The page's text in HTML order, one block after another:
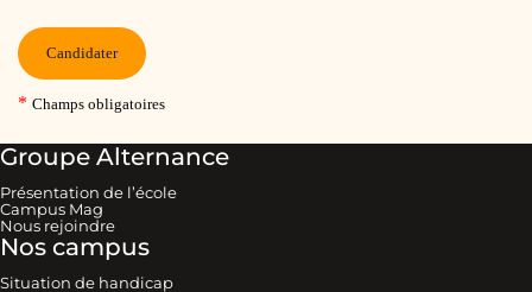
Groupe Alternance
Présentation de l’école
Campus Mag
Nous rejoindre
Nos campus
Situation de handicap